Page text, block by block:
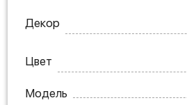
Декор
Цвет
Модель